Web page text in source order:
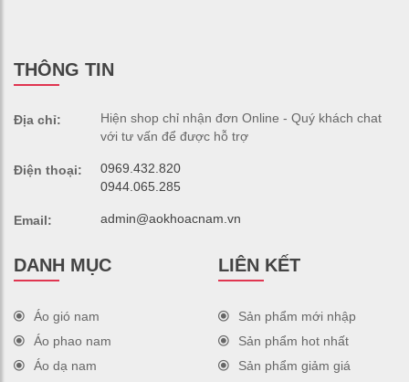
THÔNG TIN
Địa chỉ:
Hiện shop chỉ nhận đơn Online - Quý khách chat
với tư vấn để được hỗ trợ
Điện thoại:
0969.432.820
0944.065.285
Email: admin@aokhoacnam.vn
DANH MỤC
Áo gió nam
Áo phao nam
Áo dạ nam
LIÊN KẾT
Sản phẩm mới nhập
Sản phẩm hot nhất
Sản phẩm giảm giá